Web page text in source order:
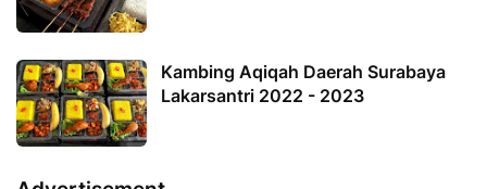
Kambing Aqiqah Daerah Surabaya
Lakarsantri 2022 - 2023